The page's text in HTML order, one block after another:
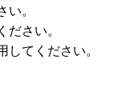
。
さい。
してください。